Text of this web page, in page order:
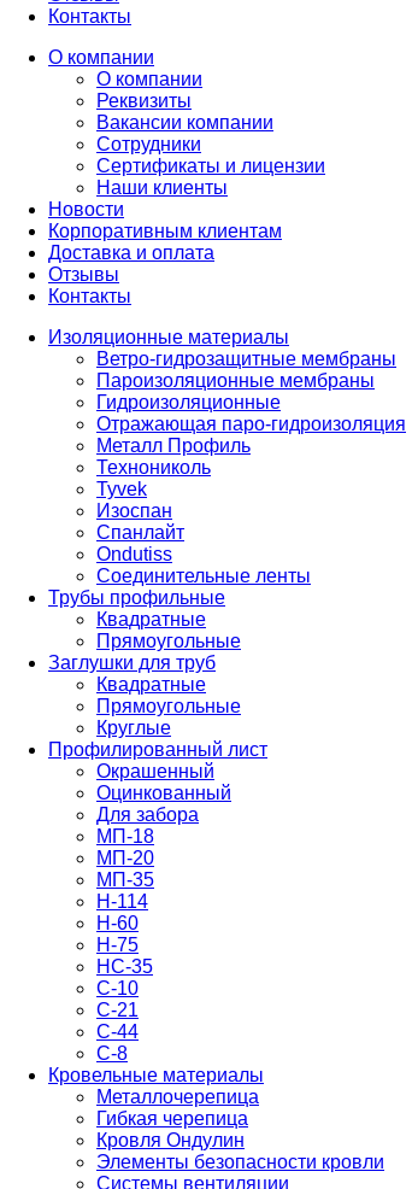
Контакты
О компании
О компании
Реквизиты
Вакансии компании
Сотрудники
Сертификаты и лицензии
Наши клиенты
Новости
Корпоративным клиентам
Доставка и оплата
Отзывы
Контакты
Изоляционные материалы
Ветро-гидрозащитные мембраны
Пароизоляционные мембраны
Гидроизоляционные
Отражающая паро-гидроизоляция
Металл Профиль
Технониколь
Tyvek
Изоспан
Спанлайт
Ondutiss
Соединительные ленты
Трубы профильные
Квадратные
Прямоугольные
Заглушки для труб
Квадратные
Прямоугольные
Круглые
Профилированный лист
Окрашенный
Оцинкованный
Для забора
МП-18
МП-20
МП-35
Н-114
Н-60
Н-75
НС-35
С-10
С-21
С-44
С-8
Кровельные материалы
Металлочерепица
Гибкая черепица
Кровля Ондулин
Элементы безопасности кровли
Системы вентиляции